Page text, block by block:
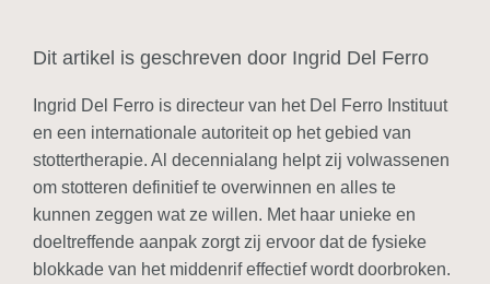
Dit artikel is geschreven door Ingrid Del Ferro
Ingrid Del Ferro is directeur van het Del Ferro Instituut
en een internationale autoriteit op het gebied van
stottertherapie. Al decennialang helpt zij volwassenen
om stotteren definitief te overwinnen en alles te
kunnen zeggen wat ze willen. Met haar unieke en
doeltreffende aanpak zorgt zij ervoor dat de fysieke
blokkade van het middenrif effectief wordt doorbroken.